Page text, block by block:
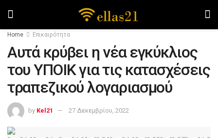
Home Επικαιρότητα
Αυτά κρύβει η νέα εγκύκλιος
του ΥΠΟΙΚ για τις κατασχέσεις
τραπεζικού λογαριασμού
by Kel21 27 Δεκεμβρίου, 2022